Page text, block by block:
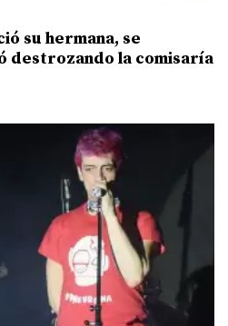
su hermana, se
destrozando la comisaría